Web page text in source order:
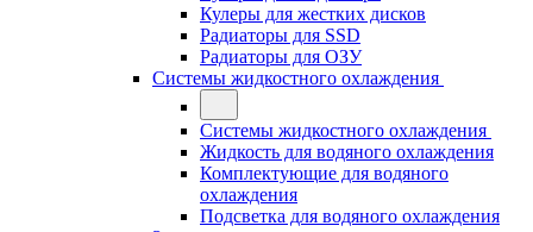
Кулеры для жестких дисков
Радиаторы для SSD
Радиаторы для ОЗУ
Системы жидкостного охлаждения
Системы жидкостного охлаждения
Жидкость для водяного охлаждения
Комплектующие для водяного
охлаждения
Подсветка для водяного охлаждения